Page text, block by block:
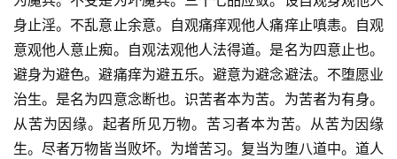
身止淫。不乱意止余意。自观痛痒观他人痛痒止嗔恚。自观
意观他人意止痴。自观法观他人法得道。是名为四意止也。
避身为避色。避痛痒为避五乐。避意为避念避法。不堕愿业
治生。是名为四意念断也。识苦者本为苦。为苦者为有身。
从苦为因缘。起者所见万物。苦习者本为苦。从苦为因缘
生。尽者万物皆当败坏。为增苦习。复当为堕八道中。道人